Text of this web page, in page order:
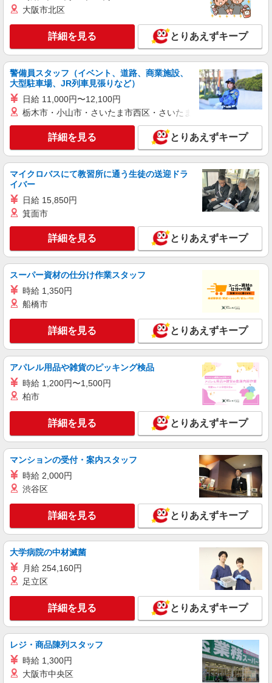
大阪市北区
詳細を見る とりあえずキープ
警備員スタッフ（イベント、道路、商業施設、
大型駐車場、JR列車見張りなど）
日給 11,000円〜12,100円
栃木市・小山市・さいたま市西区・さいたま市岩槻区・久喜市・
詳細を見る とりあえずキープ
マイクロバスにて教習所に通う生徒の送迎ドラ
イバー
日給 15,850円
箕面市
詳細を見る とりあえずキープ
スーパー資材の仕分け作業スタッフ
時給 1,350円
船橋市
詳細を見る とりあえずキープ
アパレル用品や雑貨のピッキング検品
時給 1,200円〜1,500円
柏市
詳細を見る とりあえずキープ
マンションの受付・案内スタッフ
時給 2,000円
渋谷区
詳細を見る とりあえずキープ
大学病院の中材滅菌
月給 254,160円
足立区
詳細を見る とりあえずキープ
レジ・商品陳列スタッフ
時給 1,300円
大阪市中央区